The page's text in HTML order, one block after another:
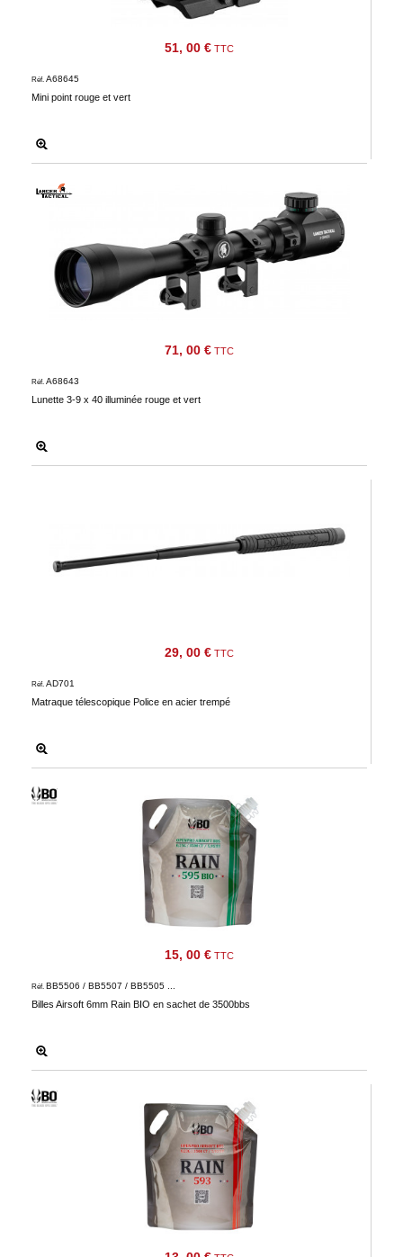
51, 00 € TTC
Mini point rouge et vert
Réf. A68645
71, 00 € TTC
Lunette 3-9 x 40 illuminée rouge et vert
Réf. A68643
29, 00 € TTC
Matraque télescopique Police en acier trempé
Réf. AD701
15, 00 € TTC
Billes Airsoft 6mm Rain BIO en sachet de 3500bbs
Réf. BB5506 / BB5507 / BB5505 ...